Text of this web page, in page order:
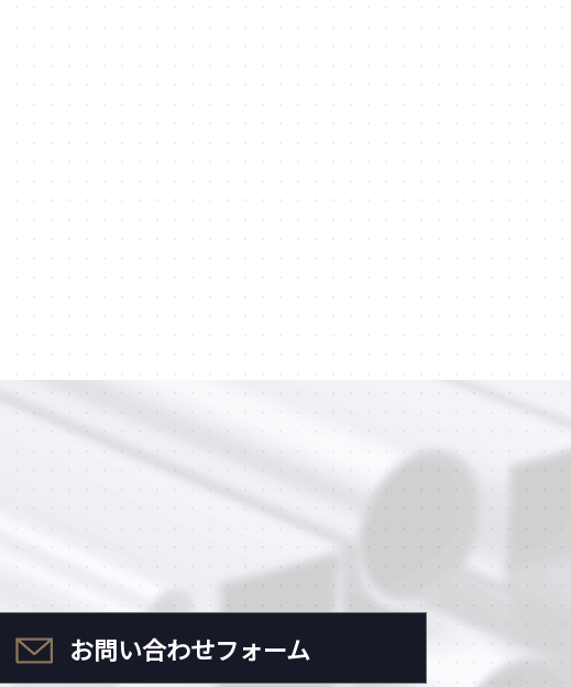
お問い合わせフォーム